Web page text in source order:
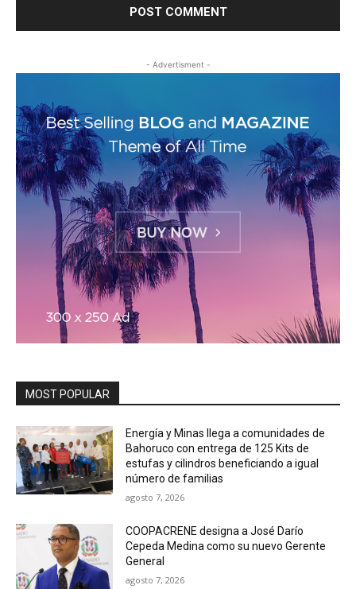
- Advertisment -
MOST POPULAR
Energía y Minas llega a comunidades de
Bahoruco con entrega de 125 Kits de
estufas y cilindros beneficiando a igual
número de familias
agosto 7, 2026
COOPACRENE designa a José Darío
Cepeda Medina como su nuevo Gerente
General
agosto 7, 2026